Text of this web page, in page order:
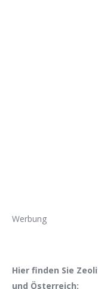
Werbung
Hier finden Sie
und Österreich: